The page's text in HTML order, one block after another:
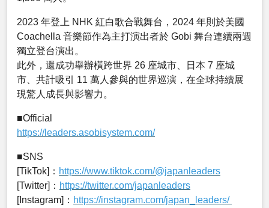
2023 年登上 NHK 紅白歌合戰舞台，2024 年則於美國
Coachella 音樂節作為主打演出者於 Gobi 舞台連續兩週
獨立登台演出。
此外，還成功舉辦橫跨世界 26 座城市、日本 7 座城
市、共計吸引 11 萬人參與的世界巡演，在全球持續展
現驚人成長與影響力。
■Official
https://leaders.asobisystem.com/
■SNS
[TikTok]： https://www.tiktok.com/@japanleaders
[Twitter]： https://twitter.com/japanleaders
[Instagram]： https://instagram.com/japan_leaders/